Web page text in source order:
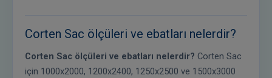
Corten Sac ölçüleri ve ebatları nelerdir?
Corten Sac ölçüleri ve ebatları nelerdir? Corten Sac
için 1000x2000, 1200x2400, 1250x2500 ve 1500x3000